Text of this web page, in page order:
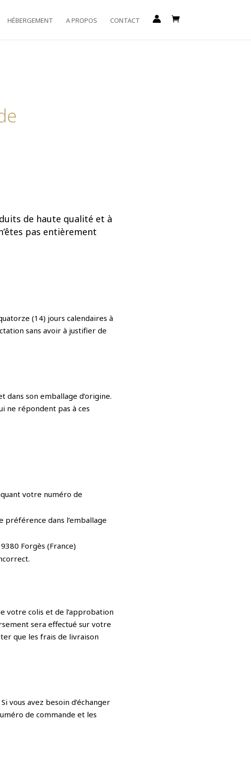
HÉBERGEMENT A PROPOS CONTACT
de haute qualité et à
pas entièrement
(14) jours calendaires à
sans avoir à justifier de
son emballage d’origine.
ne répondent pas à ces
votre numéro de
préférence dans l’emballage
Forgès (France)
votre colis et de l’approbation
sera effectué sur votre
que les frais de livraison
vous avez besoin d’échanger
de commande et les